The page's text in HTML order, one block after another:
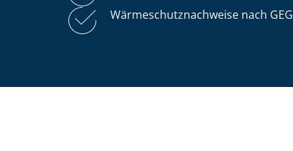
Wär­me­schutz­nach­wei­se nach GEG